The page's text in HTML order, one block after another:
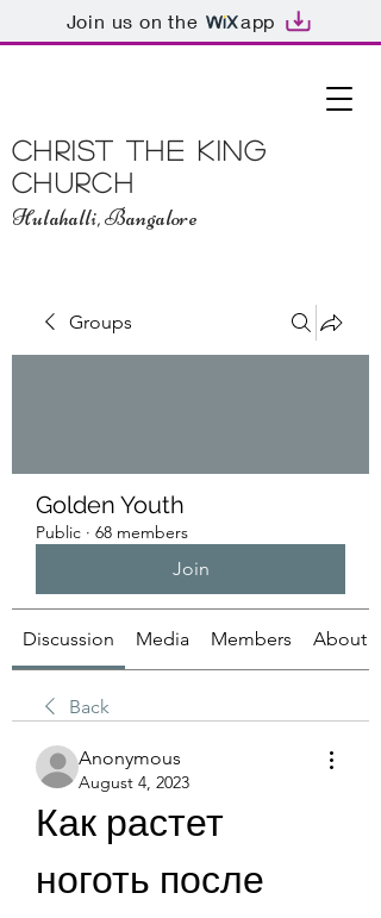
Join us on the app
Christ The King
Church
Hulahalli, Bangalore
Groups
Golden Youth
Public · 68 members
Join
Discussion Media Members About
Back
Anonymous
August 4, 2023
Как растет
ноготь после